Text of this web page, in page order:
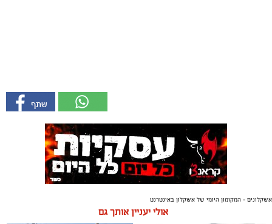
אשקלונים - המקומון היומי של אשקלון באינטרנט
אולי יעניין אותך גם